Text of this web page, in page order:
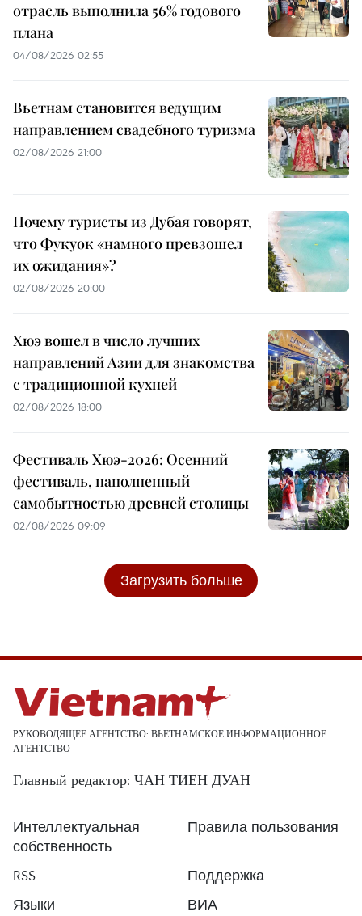
отрасль выполнила 56% годового
плана
04/08/2026 02:55
Вьетнам становится ведущим
направлением свадебного туризма
02/08/2026 21:00
Почему туристы из Дубая говорят,
что Фукуок «намного превзошел
их ожидания»?
02/08/2026 20:00
Хюэ вошел в число лучших
направлений Азии для знакомства
с традиционной кухней
02/08/2026 18:00
Фестиваль Хюэ-2026: Осенний
фестиваль, наполненный
самобытностью древней столицы
02/08/2026 09:09
Загрузить больше
РУКОВОДЯЩЕЕ АГЕНТСТВО: ВЬЕТНАМСКОЕ ИНФОРМАЦИОННОЕ
АГЕНТСТВО
Главный редактор: ЧАН ТИЕН ДУАН
Интеллектуальная
собственность
Правила пользования
RSS
Поддержка
Языки
ВИА